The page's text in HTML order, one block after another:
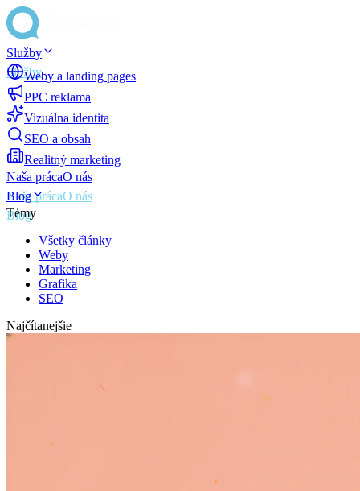
Služby
Weby a landing pages
PPC reklama
Vizuálna identita
SEO a obsah
Realitný marketing
Naša prácaO nás
Blog
Témy
Všetky články
Weby
Marketing
Grafika
SEO
Najčítanejšie